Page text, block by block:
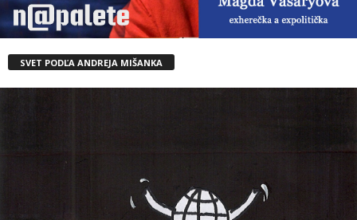
SVET PODĽA ANDREJA MIŠANKA